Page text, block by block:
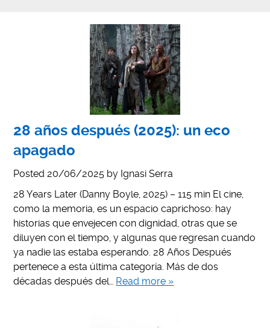
28 años después (2025): un eco
apagado
Posted 20/06/2025 by Ignasi Serra
28 Years Later (Danny Boyle, 2025) – 115 min El cine,
como la memoria, es un espacio caprichoso: hay
historias que envejecen con dignidad, otras que se
diluyen con el tiempo, y algunas que regresan cuando
ya nadie las estaba esperando. 28 Años Después
pertenece a esta última categoría. Más de dos
décadas después del… Read more »